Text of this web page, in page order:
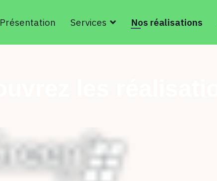
Présentation Services Nos réalisations